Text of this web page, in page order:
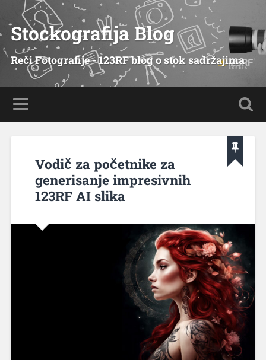
Stockografija Blog
Reči Fotografije - 123RF blog o stok sadržajima
Vodič za početnike za
generisanje impresivnih
123RF AI slika